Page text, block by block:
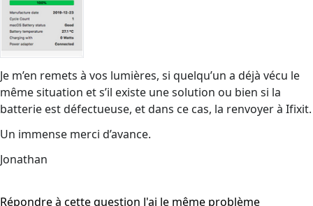
Je m’en remets à vos lumières, si quelqu’un a déjà vécu le
même situation et s’il existe une solution ou bien si la
batterie est défectueuse, et dans ce cas, la renvoyer à Ifixit.
Un immense merci d’avance.
Jonathan
Répondre à cette question J'ai le même problème